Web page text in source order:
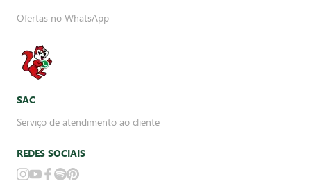
Ofertas no WhatsApp
SAC
Serviço de atendimento ao cliente
REDES SOCIAIS